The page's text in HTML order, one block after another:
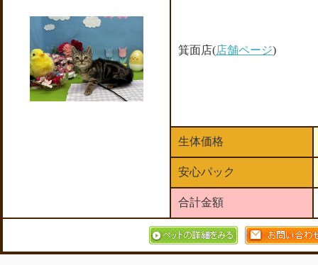
箕面店(店舗ページ)
生体価格
安心パック
合計金額